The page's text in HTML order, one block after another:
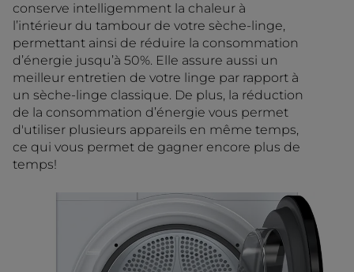
conserve intelligemment la chaleur à
l’intérieur du tambour de votre sèche-linge,
permettant ainsi de réduire la consommation
d’énergie jusqu’à 50%. Elle assure aussi un
meilleur entretien de votre linge par rapport à
un sèche-linge classique. De plus, la réduction
de la consommation d’énergie vous permet
d'utiliser plusieurs appareils en même temps,
ce qui vous permet de gagner encore plus de
temps!